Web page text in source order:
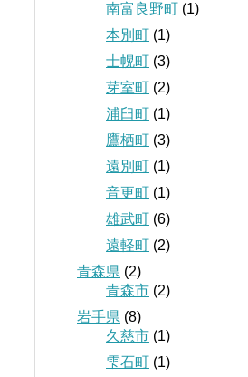
南富良野町 (1)
本別町 (1)
士幌町 (3)
芽室町 (2)
浦臼町 (1)
鷹栖町 (3)
遠別町 (1)
音更町 (1)
雄武町 (6)
遠軽町 (2)
青森県 (2)
青森市 (2)
岩手県 (8)
久慈市 (1)
雫石町 (1)